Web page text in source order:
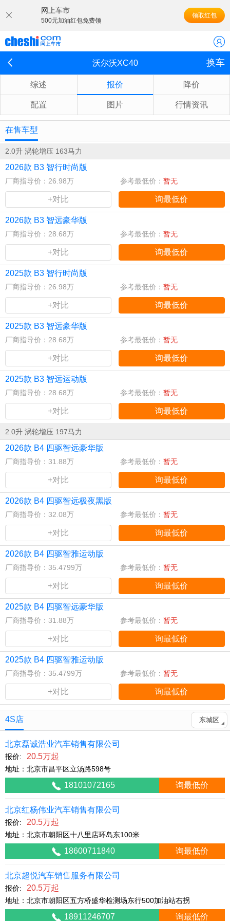
网上车市
500元加油红包免费领
领取红包
沃尔沃XC40 换车
综述 报价 降价
配置 图片 行情资讯
在售车型
2.0升 涡轮增压 163马力
2026款 B3 智行时尚版
厂商指导价：26.98万 参考最低价： 暂无
+对比 询最低价
2026款 B3 智远豪华版
厂商指导价：28.68万 参考最低价： 暂无
+对比 询最低价
2025款 B3 智行时尚版
厂商指导价：26.98万 参考最低价： 暂无
+对比 询最低价
2025款 B3 智远豪华版
厂商指导价：28.68万 参考最低价： 暂无
+对比 询最低价
2025款 B3 智远运动版
厂商指导价：28.68万 参考最低价： 暂无
+对比 询最低价
2.0升 涡轮增压 197马力
2026款 B4 四驱智远豪华版
厂商指导价：31.88万 参考最低价： 暂无
+对比 询最低价
2026款 B4 四驱智远极夜黑版
厂商指导价：32.08万 参考最低价： 暂无
+对比 询最低价
2026款 B4 四驱智雅运动版
厂商指导价：35.4799万 参考最低价： 暂无
+对比 询最低价
2025款 B4 四驱智远豪华版
厂商指导价：31.88万 参考最低价： 暂无
+对比 询最低价
2025款 B4 四驱智雅运动版
厂商指导价：35.4799万 参考最低价： 暂无
+对比 询最低价
4S店 东城区
北京磊诚浩业汽车销售有限公司
报价: 20.5万起
地址：北京市昌平区立汤路598号
18101072165 询最低价
北京红杨伟业汽车销售有限公司
报价: 20.5万起
地址：北京市朝阳区十八里店环岛东100米
18600711840 询最低价
北京超悦汽车销售服务有限公司
报价: 20.5万起
地址：北京市朝阳区五方桥盛华检测场东行500加油站右拐
18911246707 询最低价